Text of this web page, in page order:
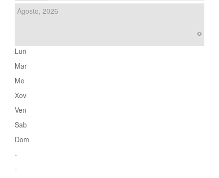
Agosto, 2026
Lun
Mar
Me
Xov
Ven
Sab
Dom
-
-